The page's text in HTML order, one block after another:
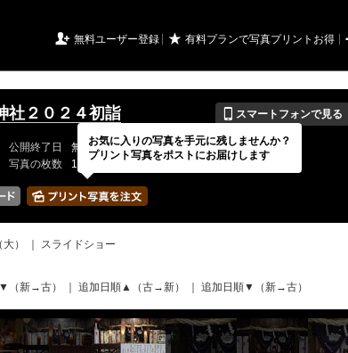
 無料ユーザー登録 ★ 有料プランで写真プリントお得
社２０２４初詣 📱 スマートフォンで見る
公開終了日 無期限 イベントの期間
---
写真の枚数 150 / 2000枚
）
スライドショー
（新→古） 追加日順▲（古→新） 追加日順▼（新→古）
お気に入りの写真を手元に残しませんか？
プリント写真をポストにお届けします